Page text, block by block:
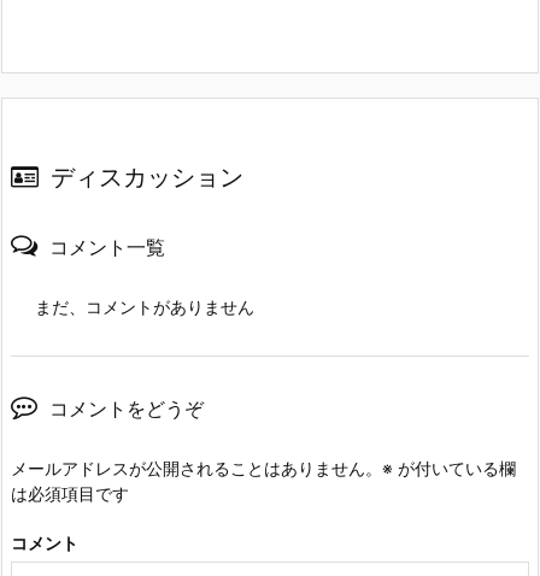
ディスカッション
コメント一覧
まだ、コメントがありません
コメントをどうぞ
メールアドレスが公開されることはありません。 ※ が付いている欄
は必須項目です
コメント